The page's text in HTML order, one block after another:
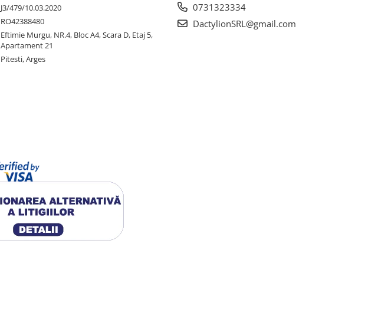
J3/479/10.03.2020
RO42388480
Eftimie Murgu, NR.4, Bloc A4, Scara D, Etaj 5,
Apartament 21
Pitesti, Arges
0731323334
DactylionSRL@gmail.com